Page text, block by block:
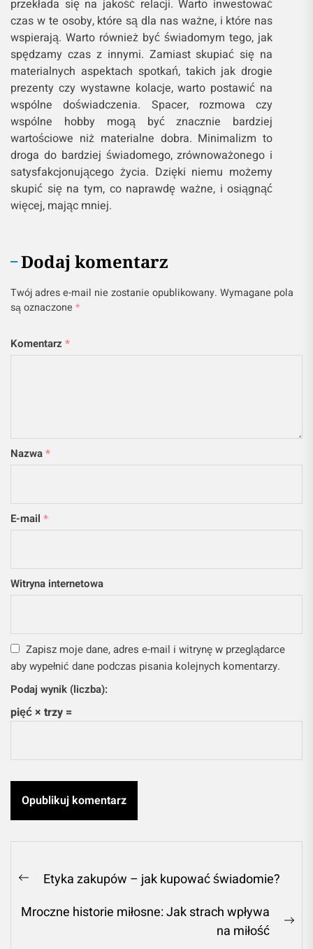
przekłada się na jakość relacji. Warto inwestować
czas w te osoby, które są dla nas ważne, i które nas
wspierają. Warto również być świadomym tego, jak
spędzamy czas z innymi. Zamiast skupiać się na
materialnych aspektach spotkań, takich jak drogie
prezenty czy wystawne kolacje, warto postawić na
wspólne doświadczenia. Spacer, rozmowa czy
wspólne hobby mogą być znacznie bardziej
wartościowe niż materialne dobra. Minimalizm to
droga do bardziej świadomego, zrównoważonego i
satysfakcjonującego życia. Dzięki niemu możemy
skupić się na tym, co naprawdę ważne, i osiągnąć
więcej, mając mniej.
Dodaj komentarz
Twój adres e-mail nie zostanie opublikowany. Wymagane pola
są oznaczone *
Komentarz *
Nazwa*
E-mail *
Witryna internetowa
Zapisz moje dane, adres e-mail i witrynę w przeglądarce
aby wypełnić dane podczas pisania kolejnych komentarzy.
Podaj wynik (liczba):
pięć × trzy =
Nawigacja
Previous
post:
Etyka zakupów – jak kupować świadomie?
Mroczne historie miłosne: Jak strach wpływa
na miłość